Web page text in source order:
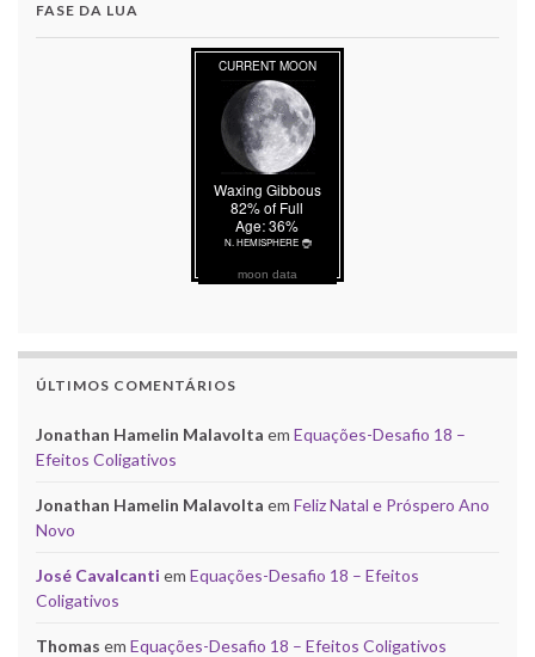
FASE DA LUA
moon data
ÚLTIMOS COMENTÁRIOS
Jonathan Hamelin Malavolta em Equações-Desafio 18 –
Efeitos Coligativos
Jonathan Hamelin Malavolta em Feliz Natal e Próspero Ano
Novo
José Cavalcanti em Equações-Desafio 18 – Efeitos
Coligativos
Thomas em Equações-Desafio 18 – Efeitos Coligativos